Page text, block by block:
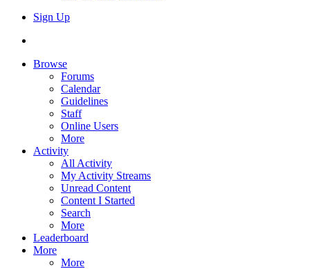
Sign Up
Browse
Forums
Calendar
Guidelines
Staff
Online Users
More
Activity
All Activity
My Activity Streams
Unread Content
Content I Started
Search
More
Leaderboard
More
More